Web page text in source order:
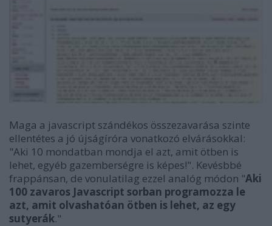
Maga a javascript szándékos összezavarása szinte
ellentétes a jó újságíróra vonatkozó elvárásokkal:
"Aki 10 mondatban mondja el azt, amit ötben is
lehet, egyéb gazemberségre is képes!". Kevésbbé
frappánsan, de vonulatilag ezzel analóg módon "Aki
100 zavaros Javascript sorban programozza le
azt, amit olvashatóan ötben is lehet, az egy
sutyerák."